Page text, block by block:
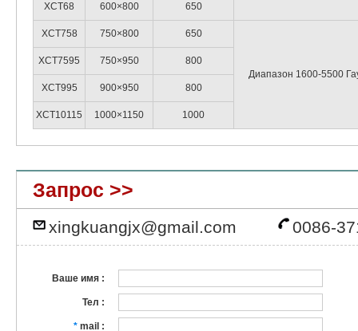
XCT68 600×800 650
XCT758 750×800 650
Диапазон 1600-5500
XCT7595 750×950 800
XCT995 900×950 800
XCT10115 1000×1150 1000
Запрос >>
xingkuangjx@gmail.com 0086-
Ваше имя :
Тел :
* mail :